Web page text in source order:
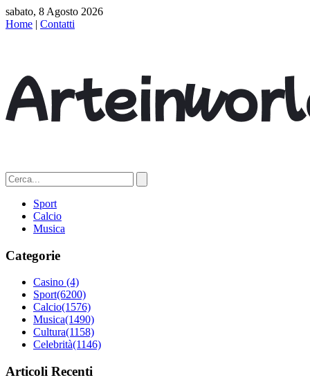
sabato, 8 Agosto 2026
Home | Contatti
Sport
Calcio
Musica
Categorie
Casino (4)
Sport(6200)
Calcio(1576)
Musica(1490)
Cultura(1158)
Celebrità(1146)
Articoli Recenti